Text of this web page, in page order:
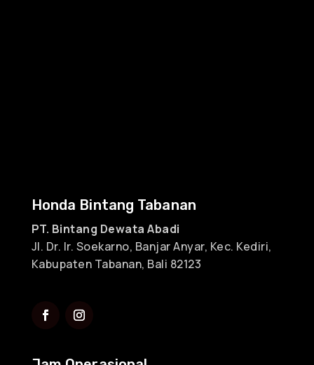
Honda Bintang Tabanan
PT. Bintang Dewata Abadi
Jl. Dr. Ir. Soekarno, Banjar Anyar, Kec. Kediri,
Kabupaten Tabanan, Bali 82123